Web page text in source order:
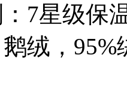
7星级保
绒，